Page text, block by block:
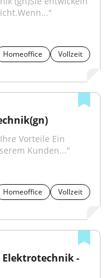
Homeoffice
Vollzeit
Vorteile Ein
Kunden..."
Homeoffice
Vollzeit
-